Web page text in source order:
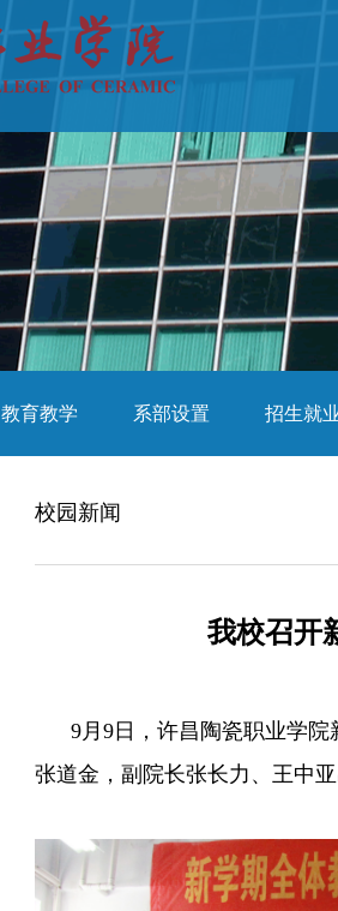
教育教学 系部设置 招生就
校园新闻
我校召开
9月9日，许昌陶瓷职业学院
张道金，副院长张长力、王中